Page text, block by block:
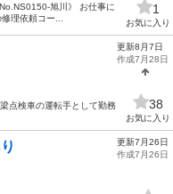
旭川》 お仕事に
理依頼コー...
1
お気に入り
点検車の運転手として勤務
更新8月7日
作成7月28日
38
お気に入り
更新7月26日
作成7月26日